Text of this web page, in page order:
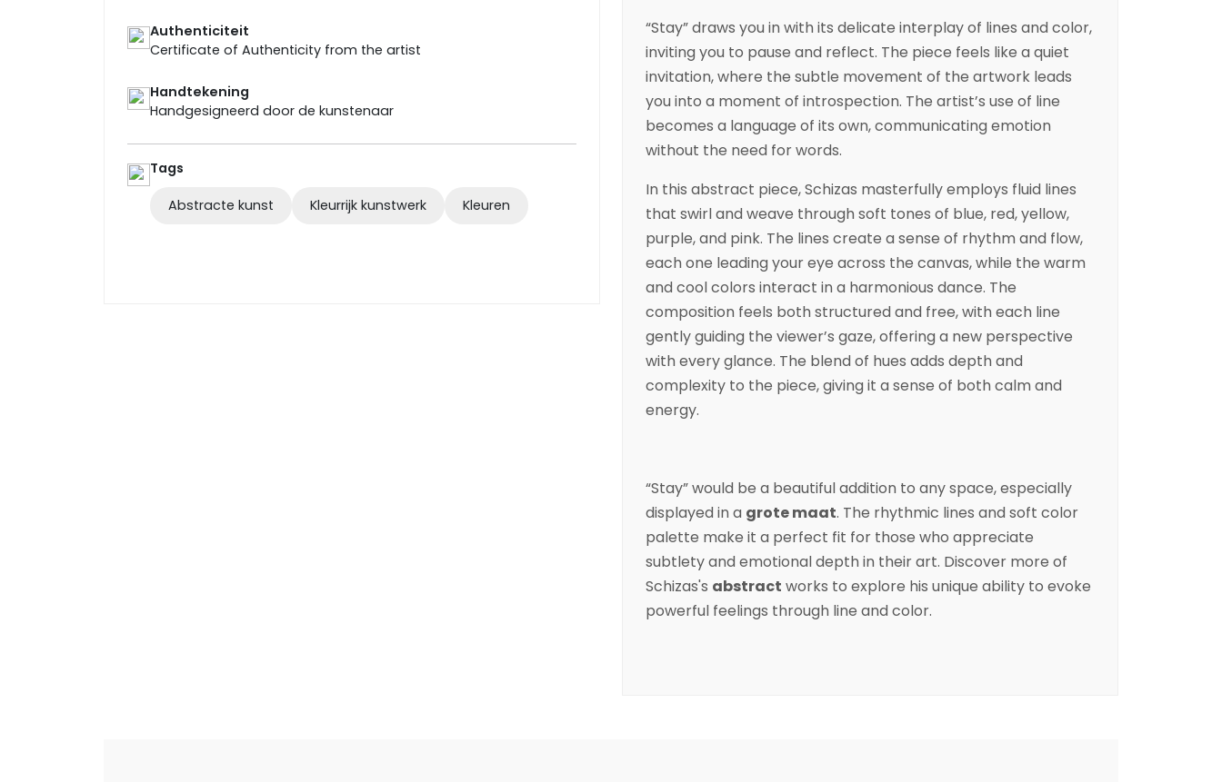
Authenticiteit
Certificate of Authenticity from the artist
Handtekening
Handgesigneerd door de kunstenaar
Tags
Abstracte kunst Kleurrijk kunstwerk Kleuren
“Stay” draws you in with its delicate interplay of lines and color,
inviting you to pause and reflect. The piece feels like a quiet
invitation, where the subtle movement of the artwork leads
you into a moment of introspection. The artist’s use of line
becomes a language of its own, communicating emotion
without the need for words.
In this abstract piece,Schizas masterfully employs fluid lines
that swirl and weave through soft tones of blue, red, yellow,
purple, and pink. The lines create a sense of rhythm and flow,
each one leading your eye across the canvas, while the warm
and cool colors interact in a harmonious dance. The
composition feels both structured and free, with each line
gently guiding the viewer’s gaze, offering a new perspective
with every glance. The blend of hues adds depth and
complexity to the piece, giving it a sense of both calm and
energy.
“Stay” would be a beautiful addition to any space, especially
displayed in a grote maat. The rhythmic lines and soft color
palette make it a perfect fit for those who appreciate
subtlety and emotional depth in their art. Discover more of
Schizas's abstract works to explore his unique ability to evoke
powerful feelings through line and color.